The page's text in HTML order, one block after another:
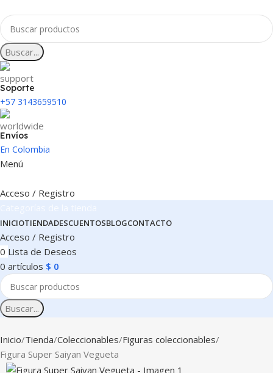
Buscar...
Soporte
+57 3143659510
Envíos
En Colombia
Menú
Acceso / Registro
INICIOTIENDADESCUENTOSBLOGCONTACTO
Acceso / Registro
0 Lista de Deseos
0 artículos $ 0
Buscar...
Inicio Tienda Coleccionables Figuras coleccionables
Figura Super Saiyan Vegueta